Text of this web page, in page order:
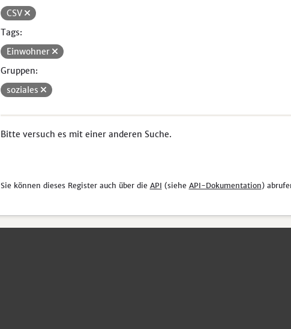
CSV
Tags:
Einwohner
Gruppen:
soziales
Bitte versuch es mit einer anderen Suche.
Sie können dieses Register auch über die API (siehe API-Dokumentation)